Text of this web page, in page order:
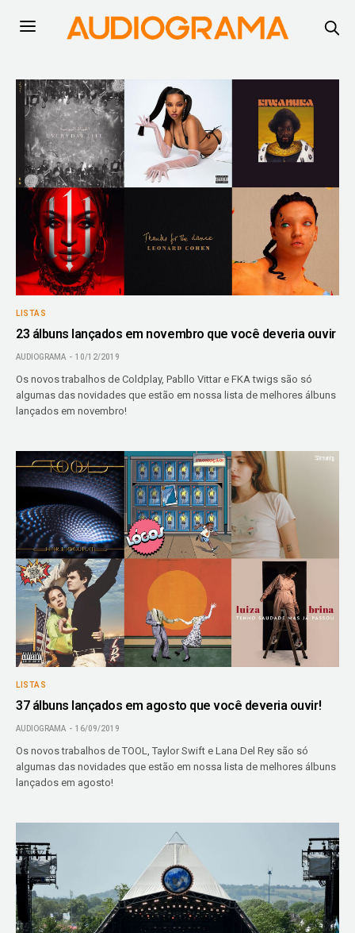
LISTAS
23 álbuns lançados em novembro que você deveria ouvir
AUDIOGRAMA 10/12/2019
Os novos trabalhos de Coldplay, Pabllo Vittar e FKA twigs são só
algumas das novidades que estão em nossa lista de melhores álbuns
lançados em novembro!
LISTAS
37 álbuns lançados em agosto que você deveria ouvir!
AUDIOGRAMA 16/09/2019
Os novos trabalhos de TOOL, Taylor Swift e Lana Del Rey são só
algumas das novidades que estão em nossa lista de melhores álbuns
lançados em agosto!